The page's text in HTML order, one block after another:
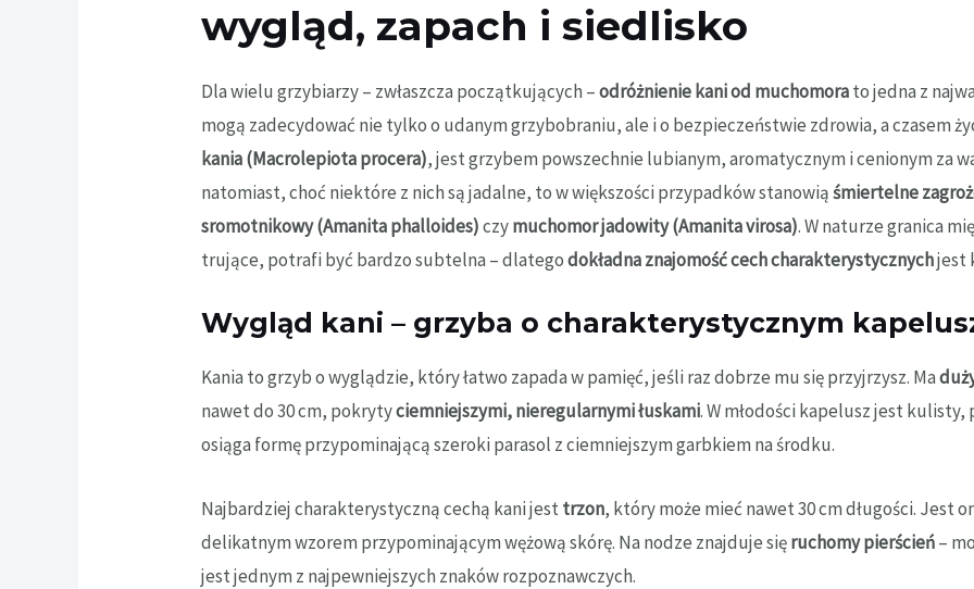
wygląd, zapach i siedlisko
Dla wielu grzybiarzy – zwłaszcza początkujących –odróżnienie kani od muchomorato jedna z
mogą zadecydować nie tylko o udanym grzybobraniu, ale i o bezpieczeństwie zdrowia, a czasem
kania (Macrolepiota procera), jest grzybem powszechnie lubianym, aromatycznym i cenionym za
natomiast, choć niektóre z nich są jadalne, to w większości przypadków stanowiąśmiertelne
sromotnikowy (Amanita phalloides)czymuchomor jadowity (Amanita virosa). W naturze granica
trujące, potrafi być bardzo subtelna – dlategodokładna znajomość cech charakterystycznychjest
Wygląd kani – grzyba o charakterystycznym
Kania to grzyb o wyglądzie, który łatwo zapada w pamięć, jeśli raz dobrze mu się przyjrzysz. Ma
nawet do 30 cm, pokrytyciemniejszymi, nieregularnymi łuskami. W młodości kapelusz jest
osiąga formę przypominającą szeroki parasol z ciemniejszym garbkiem na środku.
Najbardziej charakterystyczną cechą kani jesttrzon, który może mieć nawet 30 cm długości. Jest
delikatnym wzorem przypominającym wężową skórę. Na nodze znajduje sięruchomy pierścień–
jest jednym z najpewniejszych znaków rozpoznawczych.